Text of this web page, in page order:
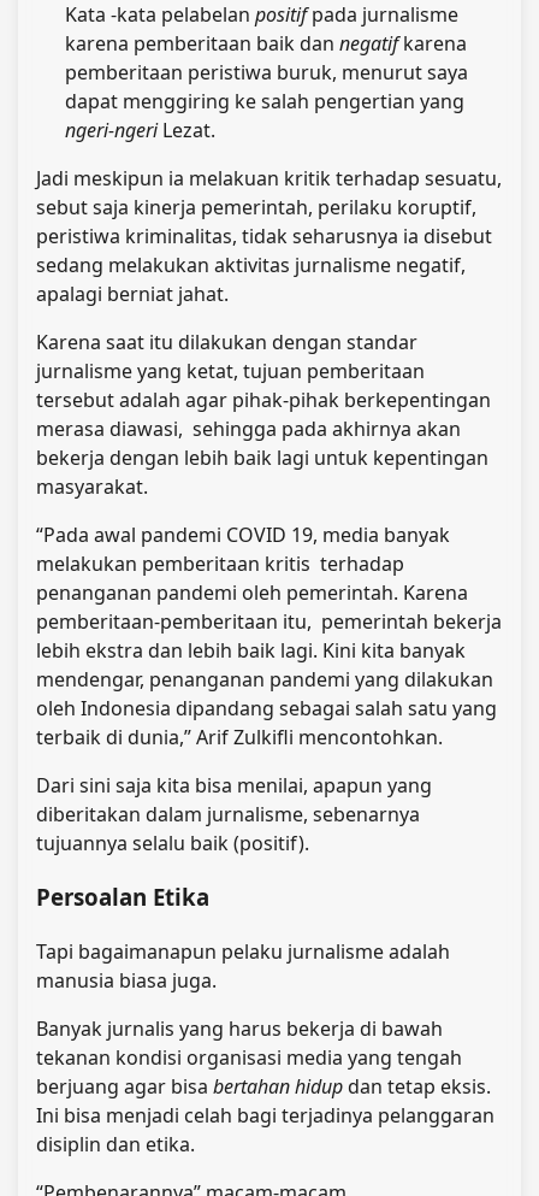
Kata -kata pelabelan positifpada jurnalisme
karena pemberitaan baik dan negatifkarena
pemberitaan peristiwa buruk, menurut saya
dapat menggiring ke salah pengertian yang
ngeri-ngeriLezat.
Jadi meskipun ia melakuan kritik terhadap sesuatu,
sebut saja kinerja pemerintah, perilaku koruptif,
peristiwa kriminalitas, tidak seharusnya ia disebut
sedang melakukan aktivitas jurnalisme negatif,
apalagi berniat jahat.
Karena saat itu dilakukan dengan standar
jurnalisme yang ketat, tujuan pemberitaan
tersebut adalah agar pihak-pihak berkepentingan
merasa diawasi, sehingga pada akhirnya akan
bekerja dengan lebih baik lagi untuk kepentingan
masyarakat.
“Pada awal pandemi COVID 19, media banyak
melakukan pemberitaan kritis terhadap
penanganan pandemi oleh pemerintah. Karena
pemberitaan-pemberitaan itu, pemerintah bekerja
lebih ekstra dan lebih baik lagi. Kini kita banyak
mendengar, penanganan pandemi yang dilakukan
oleh Indonesia dipandang sebagai salah satu yang
terbaik di dunia,” Arif Zulkifli mencontohkan.
Dari sini saja kita bisa menilai, apapun yang
diberitakan dalam jurnalisme, sebenarnya
tujuannya selalu baik (positif).
Persoalan Etika
Tapi bagaimanapun pelaku jurnalisme adalah
manusia biasa juga.
Banyak jurnalis yang harus bekerja di bawah
tekanan kondisi organisasi media yang tengah
berjuang agar bisa bertahan hidupdan tetap eksis.
Ini bisa menjadi celah bagi terjadinya pelanggaran
disiplin dan etika.